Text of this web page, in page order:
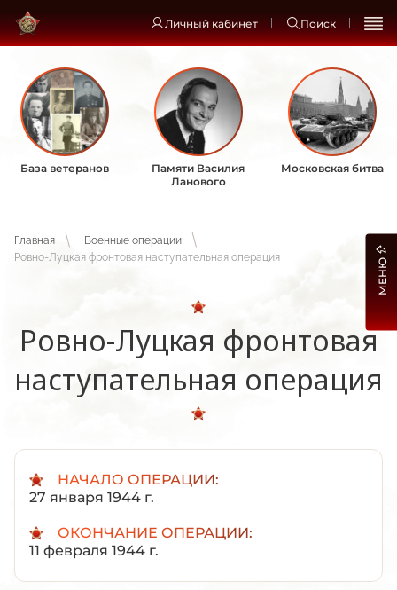
Личный кабинет Поиск
База ветеранов
Памяти Василия
Ланового
Московская битва
Главная
Военные операции
Ровно-Луцкая фронтовая наступательная операция
Ровно-Луцкая фронтовая
наступательная операция
НАЧАЛО ОПЕРАЦИИ:
27 января 1944 г.
ОКОНЧАНИЕ ОПЕРАЦИИ:
11 февраля 1944 г.
МЕНЮ